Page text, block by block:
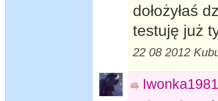
dołożyłaś
testuję już
22 08 2012
Iwonka1981